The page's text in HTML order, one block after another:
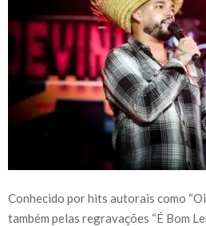
Conhecido por hits autorais como “Oi
também pelas regravações “É Bom